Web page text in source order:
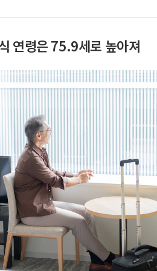
연령은 75.9세로 높아져